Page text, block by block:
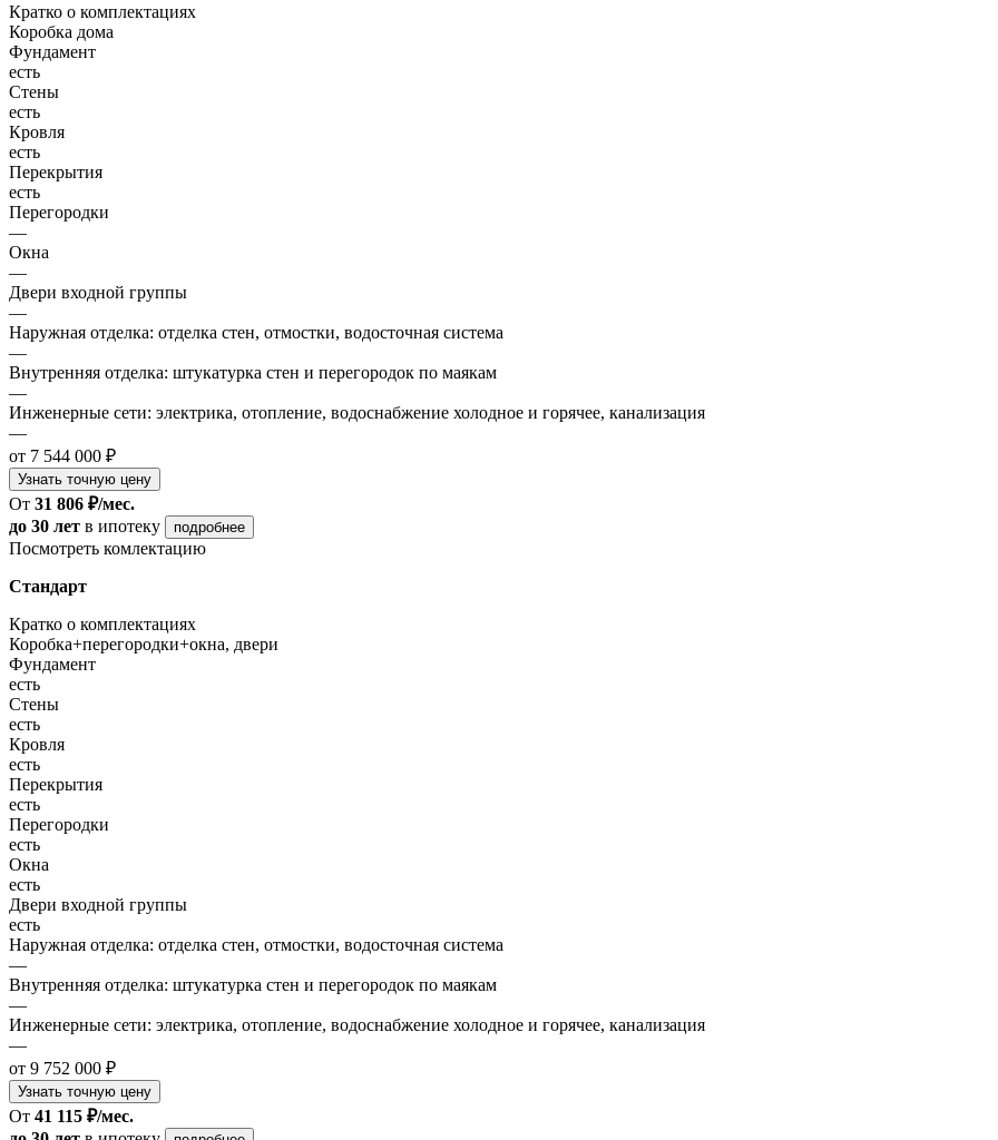
Кратко о комплектациях
Коробка дома
Фундамент
есть
Стены
есть
Кровля
есть
Перекрытия
есть
Перегородки
—
Окна
—
Двери входной группы
—
Наружная отделка: отделка стен, отмостки, водосточная система
—
Внутренняя отделка: штукатурка стен и перегородок по маякам
—
Инженерные сети: электрика, отопление, водоснабжение холодное и горячее, канализация
—
от 7 544 000 ₽
Узнать точную цену
От 31 806 ₽/мес.
до 30 лет в ипотеку подробнее
Посмотреть комлектацию
Стандарт
Кратко о комплектациях
Коробка+перегородки+окна, двери
Фундамент
есть
Стены
есть
Кровля
есть
Перекрытия
есть
Перегородки
есть
Окна
есть
Двери входной группы
есть
Наружная отделка: отделка стен, отмостки, водосточная система
—
Внутренняя отделка: штукатурка стен и перегородок по маякам
—
Инженерные сети: электрика, отопление, водоснабжение холодное и горячее, канализация
—
от 9 752 000 ₽
Узнать точную цену
От 41 115 ₽/мес.